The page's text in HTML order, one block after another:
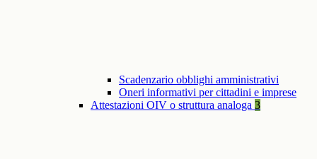
Scadenzario obblighi amministrativi
Oneri informativi per cittadini e imprese
Attestazioni OIV o struttura analoga 3